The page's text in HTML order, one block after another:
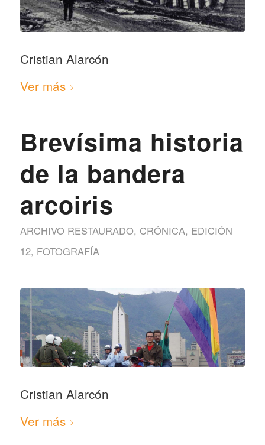
Cristian Alarcón
Ver más
Brevísima historia
de la bandera
arcoiris
ARCHIVO RESTAURADO, CRÓNICA, EDICIÓN
12, FOTOGRAFÍA
Cristian Alarcón
Ver más